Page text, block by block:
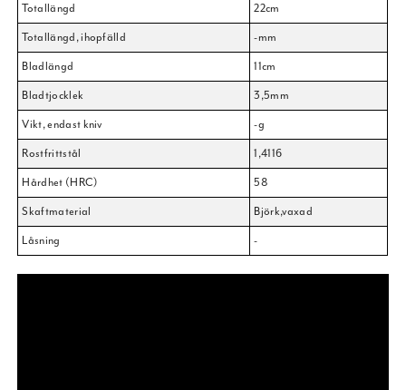
Totallängd
22cm
Totallängd, ihopfälld
-mm
Bladlängd
11cm
Bladtjocklek
3,5mm
Vikt, endast kniv
-g
Rostfrittstål
1,4116
Hårdhet (HRC)
58
Skaftmaterial
Björk,vaxad
Låsning
-